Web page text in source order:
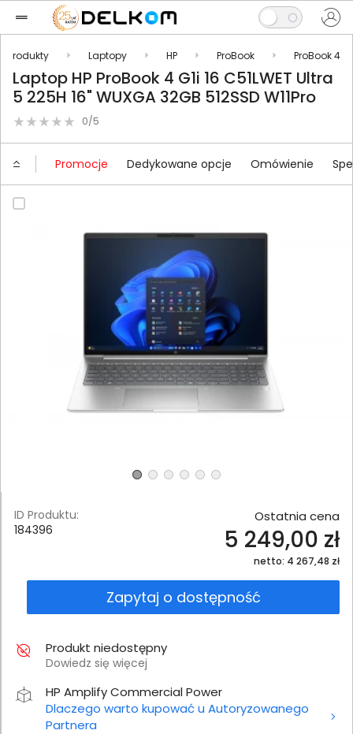
Produkty Laptopy HP ProBook ProBook 4
Laptop HP ProBook 4 G1i 16 C51LWET Ultra
5 225H 16" WUXGA 32GB 512SSD W11Pro
0/5
Promocje Dedykowane opcje Omówienie
ID Produktu:
184396
Ostatnia cena
5 249,00 zł
netto: 4 267,48 zł
Zapytaj o dostępność
Produkt niedostępny
Dowiedz się więcej
HP Amplify Commercial Power
Dlaczego warto kupować u Autoryzowanego
Partnera